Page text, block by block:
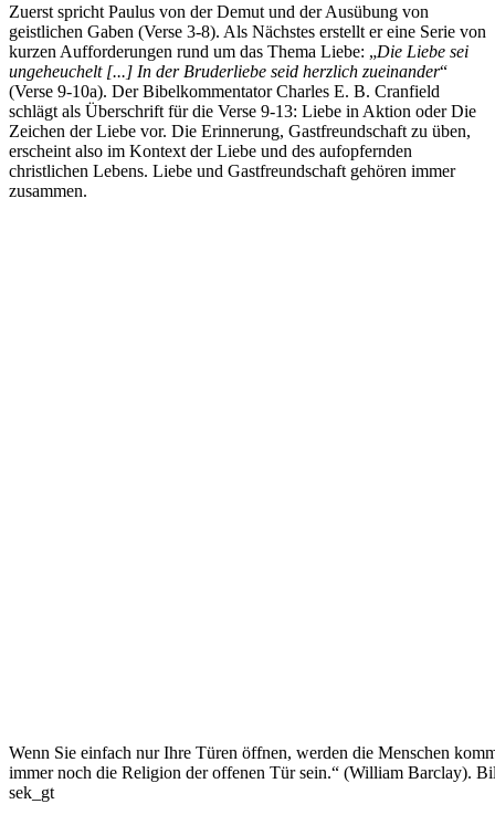
Zuerst spricht Paulus von der Demut und der Ausübung von
geistlichen Gaben (Verse 3-8). Als Nächstes erstellt er eine Serie von
kurzen Aufforderungen rund um das Thema Liebe: „Die Liebe sei
ungeheuchelt [...] In der Bruderliebe seid herzlich zueinander“
(Verse 9-10a). Der Bibelkommentator Charles E. B. Cranfield
schlägt als Überschrift für die Verse 9-13: Liebe in Aktion oder Die
Zeichen der Liebe vor. Die Erinnerung, Gastfreundschaft zu üben,
erscheint also im Kontext der Liebe und des aufopfernden
christlichen Lebens. Liebe und Gastfreundschaft gehören immer
zusammen.
Wenn Sie einfach nur Ihre Türen öffnen, werden die Menschen
immer noch die Religion der offenen Tür sein.“ (William Barclay).
sek_gt